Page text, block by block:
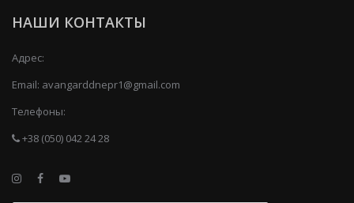
НАШИ КОНТАКТЫ
Адрес:
Email: avangarddnepr1@gmail.com
Телефоны:
+38 (050) 042 24 28